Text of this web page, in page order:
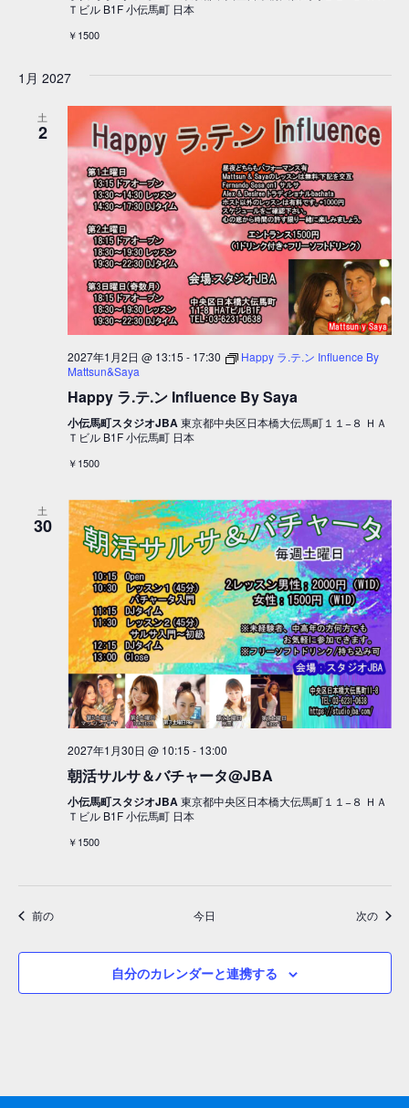
Ｔビル B1F 小伝馬町 日本
￥1500
1月 2027
土
2
2027年1月2日 @ 13:15 - 17:30
Happy ラ.テ.ン Influence By
Mattsun&Saya
Happy ラ.テ.ン Influence By Saya
小伝馬町スタジオJBA東京都中央区日本橋大伝馬町１１−８ ＨＡ
Ｔビル B1F 小伝馬町 日本
￥1500
土
30
2027年1月30日 @ 10:15 - 13:00
朝活サルサ＆バチャータ@JBA
小伝馬町スタジオJBA東京都中央区日本橋大伝馬町１１−８ ＨＡ
Ｔビル B1F 小伝馬町 日本
￥1500
前のイベント 今日 次のイベ
自分のカレンダーと連携する